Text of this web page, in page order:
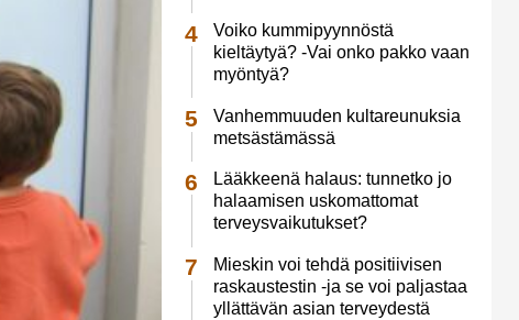
Voiko kummipyynnöstä
kieltäytyä? -Vai onko pakko vaan
myöntyä?
Vanhemmuuden kultareunuksia
metsästämässä
Lääkkeenä halaus: tunnetko jo
halaamisen uskomattomat
terveysvaikutukset?
Mieskin voi tehdä positiivisen
raskaustestin -ja se voi paljastaa
yllättävän asian terveydestä